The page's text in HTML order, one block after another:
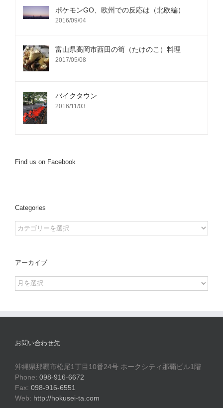
ポケモンGO、欧州での反応は（北欧編）
2016/09/04
富山県高岡市西田の筍（たけのこ）料理
2017/05/08
バイクタウン
2016/11/03
Find us on Facebook
Categories
Categories
アーカイブ
ア
ー
お問い合わせ先
沖縄県那覇市松尾1丁目10番24号 ホークシティ那覇ビル1階
Phone: 098-916-6672
Fax: 098-916-6551
Web: http://hokusei-ta.com